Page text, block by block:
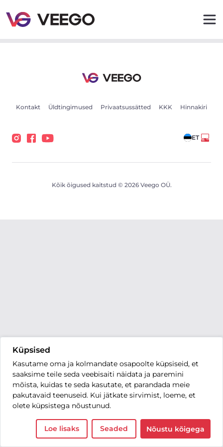
Küpsised
Kasutame oma ja kolmandate osapoolte küpsiseid, et
saaksime teile seda veebisaiti näidata ja paremini
mõista, kuidas te seda kasutate, et parandada meie
pakutavaid teenuseid. Kui jätkate sirvimist, loeme, et
olete küpsistega nõustunud.
Loe lisaks Seaded Nõustu kõigega
Kontakt Üldtingimused Privaatsussätted KKK Hinnakiri
ET
Kõik õigused kaitstud © 2026 Veego OÜ.